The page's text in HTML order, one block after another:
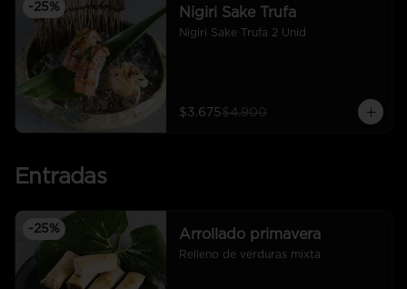
-25% Nigiri Sake Trufa
Nigiri Sake Trufa 2 Unid
$3.675$4.900
Entradas
-25% Arrollado primavera
Relleno de verduras mixta